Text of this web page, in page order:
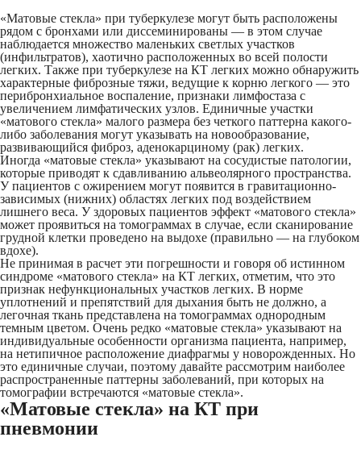
«Матовые стекла» при туберкулезе могут быть расположены
рядом с бронхами или диссеминированы — в этом случае
наблюдается множество маленьких светлых участков
(инфильтратов), хаотично расположенных во всей полости
легких. Также при туберкулезе на КТ легких можно обнаружить
характерные фиброзные тяжи, ведущие к корню легкого — это
перибронхиальное воспаление, признаки лимфостаза с
увеличением лимфатических узлов. Единичные участки
«матового стекла» малого размера без четкого паттерна какого-
либо заболевания могут указывать на новообразование,
развивающийся фиброз, аденокарциному (рак) легких.
Иногда «матовые стекла» указывают на сосудистые патологии,
которые приводят к сдавливанию альвеолярного пространства.
У пациентов с ожирением могут появится в гравитационно-
зависимых (нижних) областях легких под воздействием
лишнего веса. У здоровых пациентов эффект «матового стекла»
может проявиться на томограммах в случае, если сканирование
грудной клетки проведено на выдохе (правильно — на глубоком
вдохе).
Не принимая в расчет эти погрешности и говоря об истинном
синдроме «матового стекла» на КТ легких, отметим, что это
признак нефункциональных участков легких. В норме
уплотнений и препятствий для дыхания быть не должно, а
легочная ткань представлена на томограммах однородным
темным цветом. Очень редко «матовые стекла» указывают на
индивидуальные особенности организма пациента, например,
на нетипичное расположение диафрагмы у новорожденных. Но
это единичные случаи, поэтому давайте рассмотрим наиболее
распространенные паттерны заболеваний, при которых на
томографии встречаются «матовые стекла».
«Матовые стекла» на КТ при
пневмонии